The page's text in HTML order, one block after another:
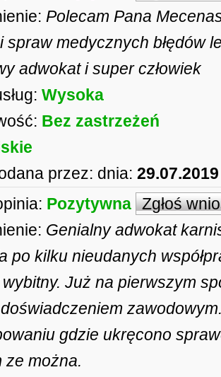
Polecam Pana
spraw medycznych błędów
adwokat i super człowiek
Wysoka
Bez zastrzeżeń
przez: dnia:
Pozytywna Zgłoś
Genialny adwokat
po kilku nieudanych
Już na pierwszym
gdzie ukręcono
ze można.